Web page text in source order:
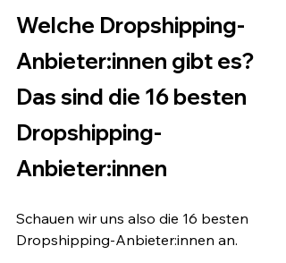
Welche Dropshipping-
Anbieter:innen gibt es?
Das sind die 16 besten
Dropshipping-
Anbieter:innen
Schauen wir uns also die 16 besten
Dropshipping-Anbieter:innen an.